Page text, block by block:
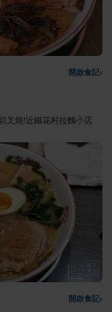
開啟食記›
叉燒!近鐵花村拉麵小店
開啟食記›